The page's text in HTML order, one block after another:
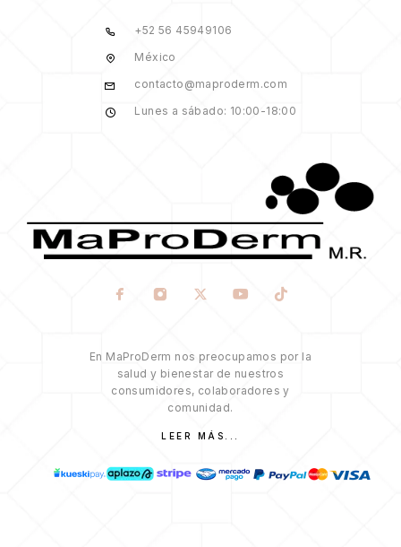
+52 56 45949106
México
contacto@maproderm.com
Lunes a sábado: 10:00-18:00
En MaProDerm nos preocupamos por la
salud y bienestar de nuestros
consumidores, colaboradores y
comunidad.
LEER MÁS...